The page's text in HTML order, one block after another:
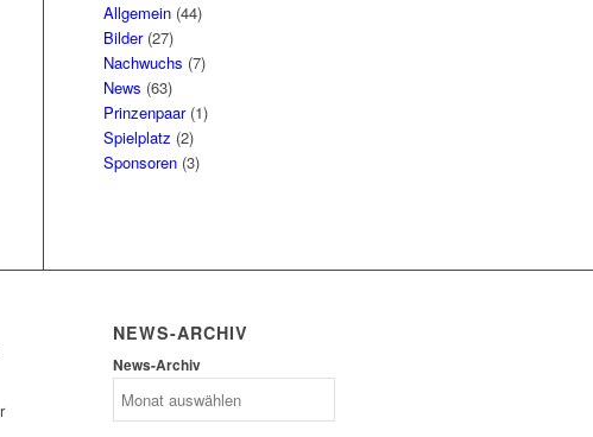
Allgemein (44)
Bilder(27)
Nachwuchs (7)
News (63)
Prinzenpaar(1)
Spielplatz (2)
Sponsoren (3)
NEWS-ARCHIV
News-Archiv